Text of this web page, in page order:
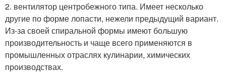
2. вентилятор центробежного типа. Имеет несколько
другие по форме лопасти, нежели предыдущий вариант.
Из-за своей спиральной формы имеют большую
производительность и чаще всего применяются в
промышленных отраслях кулинарии, химических
производствах.